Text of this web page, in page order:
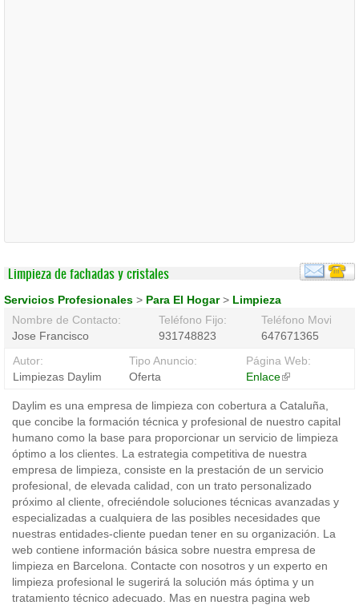
Limpieza de fachadas y cristales
Servicios Profesionales > Para El Hogar> Limpieza
Nombre de Contacto:
Jose Francisco
Teléfono Fijo:
931748823
Teléfono Movil:
647671365
Autor:
Limpiezas Daylim
Tipo Anuncio:
Oferta
Página Web:
Enlace(link
external)
Daylim es una empresa de limpieza con cobertura a Cataluña,
que concibe la formación técnica y profesional de nuestro capital
humano como la base para proporcionar un servicio de limpieza
óptimo a los clientes. La estrategia competitiva de nuestra
empresa de limpieza, consiste en la prestación de un servicio
profesional, de elevada calidad, con un trato personalizado
próximo al cliente, ofreciéndole soluciones técnicas avanzadas y
especializadas a cualquiera de las posibles necesidades que
nuestras entidades-cliente puedan tener en su organización. La
web contiene información básica sobre nuestra empresa de
limpieza en Barcelona. Contacte con nosotros y un experto en
limpieza profesional le sugerirá la solución más óptima y un
tratamiento técnico adecuado. Mas en nuestra pagina web